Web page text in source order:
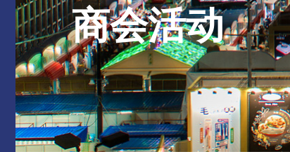
商会活动